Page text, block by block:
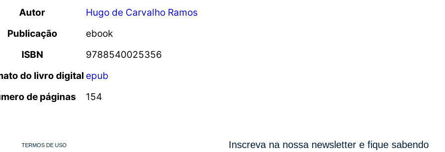
Autor
Hugo de Carvalho Ramos
Publicação
ebook
ISBN
9788540025356
do livro digital epub
de páginas
154
TERMOS DE USO
Inscreva na nossa newsletter e fique sabendo